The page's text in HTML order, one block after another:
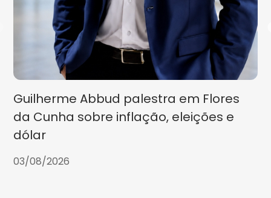
Guilherme Abbud palestra em Flores
da Cunha sobre inflação, eleições e
dólar
03/08/2026